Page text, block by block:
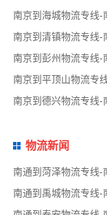
南京到海城物流专线-
南京到清镇物流专线-
南京到彭州物流专线-
南京到平顶山物流专
南京到德兴物流专线-
物流新闻
南通到菏泽物流专线-
南通到禹城物流专线-